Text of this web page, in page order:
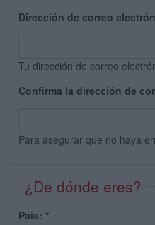
Dirección de correo
Tu dirección de correo
Confirma la dirección de
Para asegurar que no haya
¿De dónde eres?
País: *